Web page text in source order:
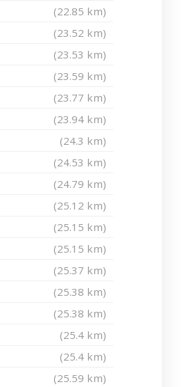
(22.85 km)
(23.52 km)
(23.53 km)
(23.59 km)
(23.77 km)
(23.94 km)
(24.3 km)
(24.53 km)
(24.79 km)
(25.12 km)
(25.15 km)
(25.15 km)
(25.37 km)
(25.38 km)
(25.38 km)
(25.4 km)
(25.4 km)
(25.59 km)